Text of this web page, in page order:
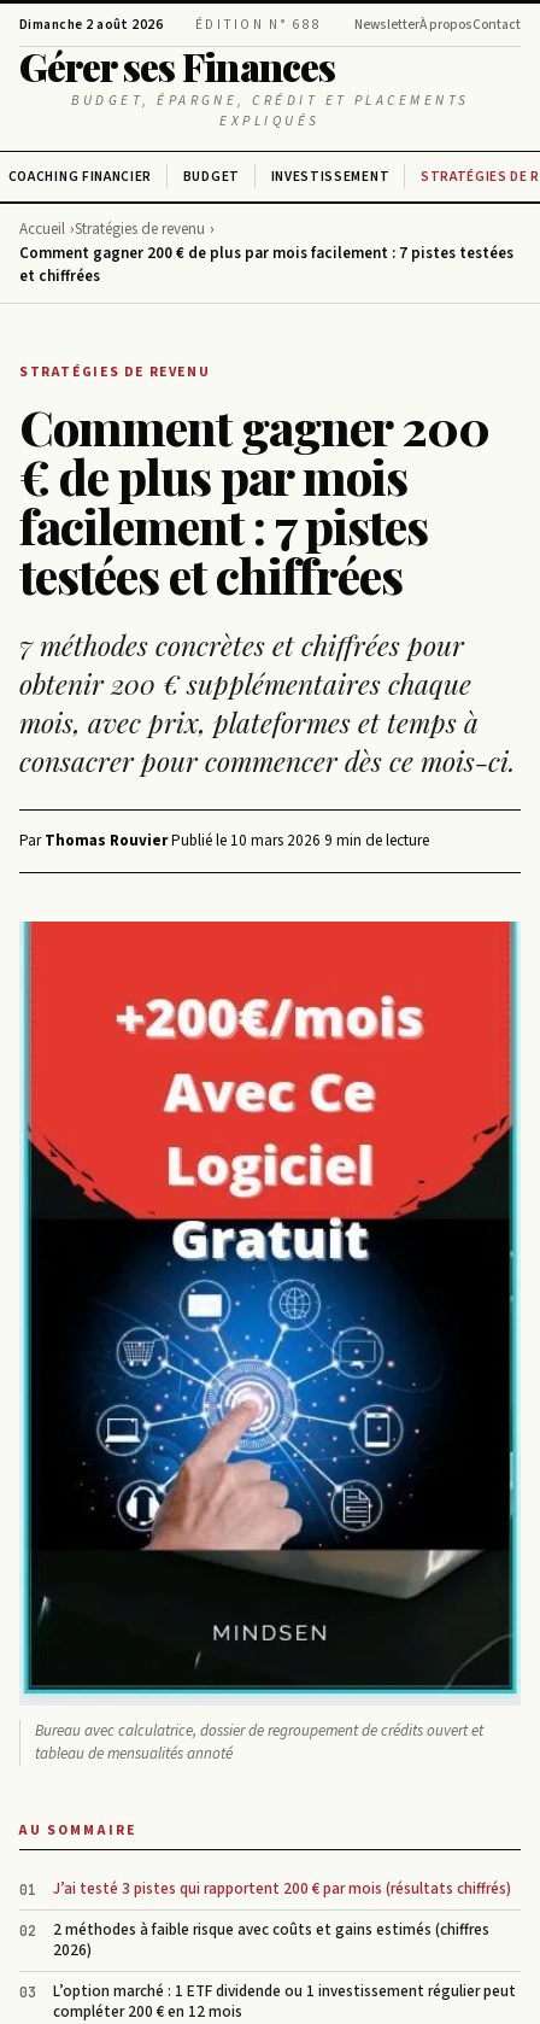
Dimanche 2 août 2026 ÉDITION N° 688 NewsletterÀ proposContact
Gérer ses Finances
BUDGET, ÉPARGNE, CRÉDIT ET PLACEMENTS
EXPLIQUÉS
COACHING FINANCIER BUDGET INVESTISSEMENT STRATÉGIES DE
Accueil Stratégies de revenu
Comment gagner 200 € de plus par mois facilement : 7 pistes testées
et chiffrées
STRATÉGIES DE REVENU
Comment gagner 200
€ de plus par mois
facilement : 7 pistes
testées et chiffrées
7 méthodes concrètes et chiffrées pour
obtenir 200 € supplémentaires chaque
mois, avec prix, plateformes et temps à
consacrer pour commencer dès ce mois-ci.
ParThomas Rouvier·Publié le 10 mars 2026·9 min de lecture
Bureau avec calculatrice, dossier de regroupement de crédits ouvert et
tableau de mensualités annoté
AU SOMMAIRE
J’ai testé 3 pistes qui rapportent 200 € par mois (résultats chiffrés)
2 méthodes à faible risque avec coûts et gains estimés (chiffres
2026)
L’option marché : 1 ETF dividende ou 1 investissement régulier peut
compléter 200 € en 12 mois